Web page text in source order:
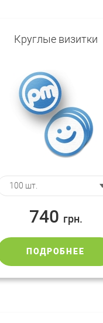
Круглые визитки
740 грн.
ПОДРОБНЕЕ